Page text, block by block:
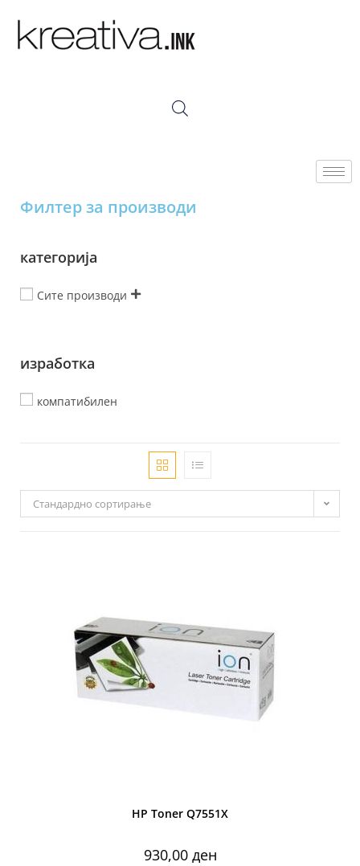
Филтер за производи
категорија
Сите производи
изработка
компатибилен
Стандардно сортирање
HP Toner Q7551X
930,00 ден